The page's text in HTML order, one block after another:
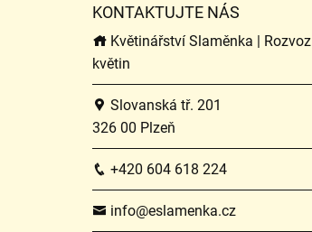
KONTAKTUJTE NÁS
Květinářství Slaměnka | Rozvoz
květin
Slovanská tř. 201
326 00 Plzeň
+420 604 618 224
info@eslamenka.cz